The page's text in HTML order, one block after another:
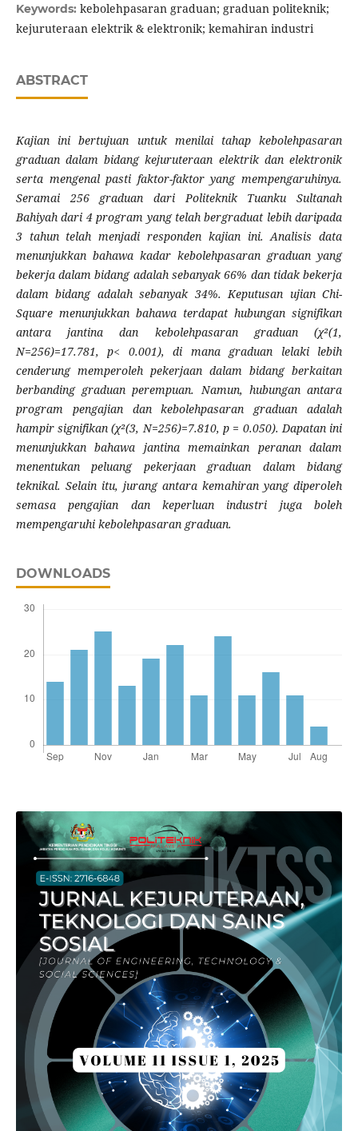
Keywords: kebolehpasaran graduan; graduan politeknik;
kejuruteraan elektrik & elektronik; kemahiran industri
ABSTRACT
Kajian ini bertujuan untuk menilai tahap kebolehpasaran
graduan dalam bidang kejuruteraan elektrik dan elektronik
serta mengenal pasti faktor-faktor yang mempengaruhinya.
Seramai 256 graduan dari Politeknik Tuanku Sultanah
Bahiyah dari 4 program yang telah bergraduat lebih daripada
3 tahun telah menjadi responden kajian ini. Analisis data
menunjukkan bahawa kadar kebolehpasaran graduan yang
bekerja dalam bidang adalah sebanyak 66% dan tidak bekerja
dalam bidang adalah sebanyak 34%. Keputusan ujian Chi-
Square menunjukkan bahawa terdapat hubungan signifikan
antara jantina dan kebolehpasaran graduan (χ²(1,
N=256)=17.781, p< 0.001), di mana graduan lelaki lebih
cenderung memperoleh pekerjaan dalam bidang berkaitan
berbanding graduan perempuan. Namun, hubungan antara
program pengajian dan kebolehpasaran graduan adalah
hampir signifikan (χ²(3, N=256)=7.810, p = 0.050). Dapatan ini
menunjukkan bahawa jantina memainkan peranan dalam
menentukan peluang pekerjaan graduan dalam bidang
teknikal. Selain itu, jurang antara kemahiran yang diperoleh
semasa pengajian dan keperluan industri juga boleh
mempengaruhi kebolehpasaran graduan.
DOWNLOADS